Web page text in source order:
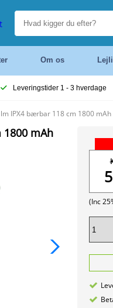
Om os
Leveringstider 1 - 3 hverdage
IPX4 bærbar 118 cm 1800 mAh
mAh
(Inc